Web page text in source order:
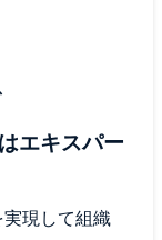
エキスパー
現して組織